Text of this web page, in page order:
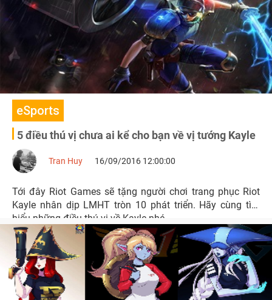
eSports
5 điều thú vị chưa ai kể cho bạn về vị tướng Kayle
Tran Huy 16/09/2016 12:00:00
Tới đây Riot Games sẽ tặng người chơi trang phục Riot
Kayle nhân dịp LMHT tròn 10 phát triển. Hãy cùng tìm
hiểu những điều thú vị về Kayle nhé.